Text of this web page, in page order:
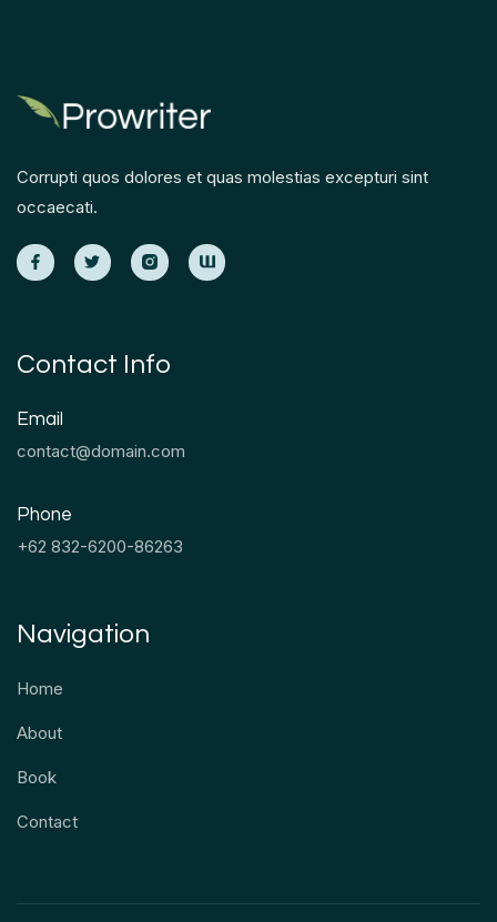
Corrupti quos dolores et quas molestias excepturi sint
occaecati.
Contact Info
Email
contact@domain.com
Phone
+62 832-6200-86263
Navigation
Home
About
Book
Contact